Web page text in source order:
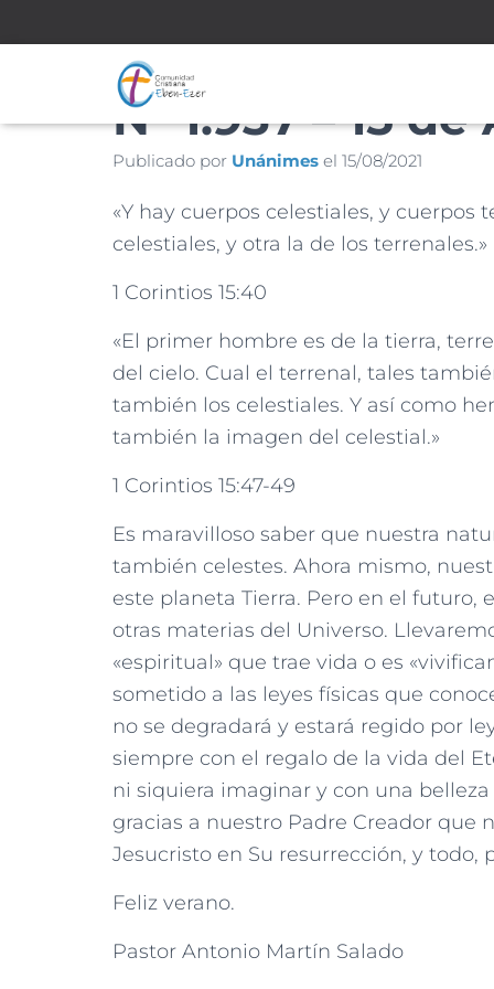
Nº 1.937 – 15
Publicado por Unánimes el 15/08/2021
«Y hay cuerpos celestiales, y cuerpos
celestiales, y otra la de los terrenales.»
1 Corintios 15:40
«El primer hombre es de la tierra,
del cielo. Cual el terrenal, tales
también los celestiales. Y así como
también la imagen del celestial.»
1 Corintios 15:47-49
Es maravilloso saber que nuestra
también celestes. Ahora mismo,
este planeta Tierra. Pero en el futuro,
otras materias del Universo.
«espiritual» que trae vida o es
sometido a las leyes físicas que
no se degradará y estará regido por
siempre con el regalo de la vida del
ni siquiera imaginar y con una
gracias a nuestro Padre Creador que
Jesucristo en Su resurrección, y todo,
Feliz verano.
Pastor Antonio Martín Salado